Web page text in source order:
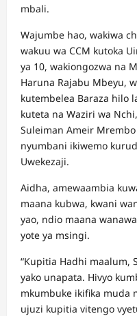
mbali.
Wajumbe hao, wakiwa
wakuu wa CCM kutoka
ya 10, wakiongozwa na
Haruna Rajabu Mbeyu,
kutembelea Baraza hilo
kuteta na Waziri wa
Suleiman Ameir
nyumbani ikiwemo
Uwekezaji.
Aidha, amewaambia
maana kubwa, kwani
yao, ndio maana
yote ya msingi.
“Kupitia Hadhi maalum,
yako unapata. Hivyo
mkumbuke ikifika muda
ujuzi kupitia vitengo